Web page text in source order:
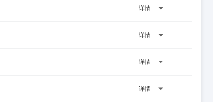
详情
详情
详情
详情